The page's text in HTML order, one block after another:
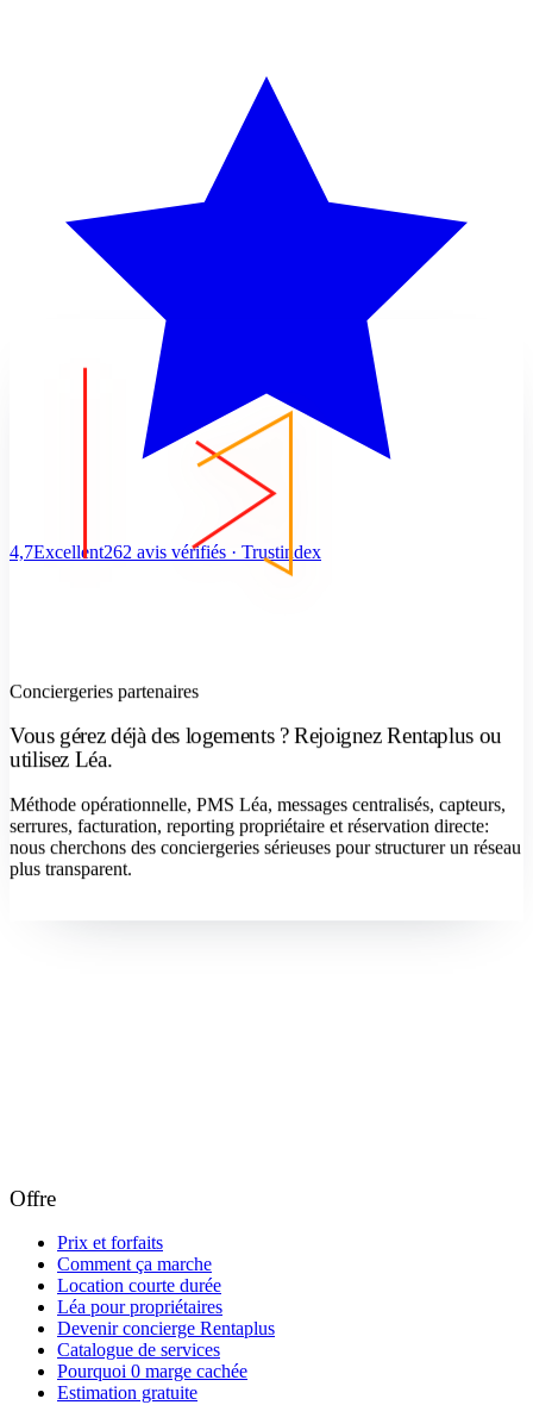
4,7Excellent262 avis vérifiés · Trustindex
Conciergeries partenaires
Vous gérez déjà des logements ? Rejoignez Rentaplus ou
utilisez Léa.
Méthode opérationnelle, PMS Léa, messages centralisés, capteurs,
serrures, facturation, reporting propriétaire et réservation directe:
nous cherchons des conciergeries sérieuses pour structurer un réseau
plus transparent.
Offre
Prix et forfaits
Comment ça marche
Location courte durée
Léa pour propriétaires
Devenir concierge Rentaplus
Catalogue de services
Pourquoi 0 marge cachée
Estimation gratuite